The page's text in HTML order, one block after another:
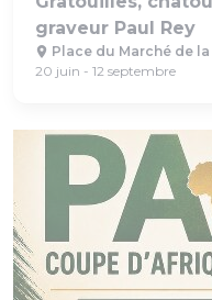
graveur Paul Rey
Place du Marché de la
20 juin - 12 septembre